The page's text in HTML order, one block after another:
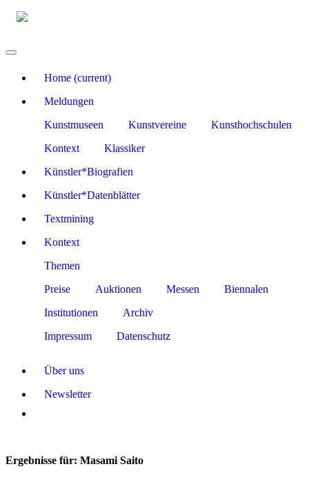
Home (current)
Meldungen
Kunstmuseen
Kunstvereine
Kunsthochschulen
Kontext
Klassiker
Künstler*Biografien
Künstler*Datenblätter
Textmining
Kontext
Themen
Preise
Auktionen Messen
Biennalen
Institutionen
Archiv
Impressum
Datenschutz
Über uns
Newsletter
Ergebnisse für: Masami Saito